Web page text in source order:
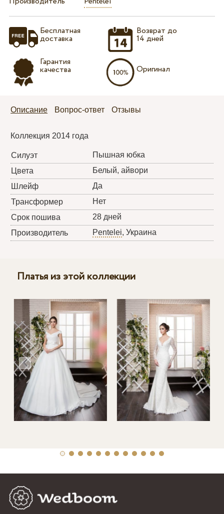
Бесплатная
доставка
Гарантия
качества
Возврат до
14 дней
Оригинал
Описание Вопрос-ответ Отзывы
Коллекция 2014 года
Силуэт
Пышная юбка
Цвета
Белый, айвори
Шлейф
Да
Трансформер
Нет
Срок пошива
28 дней
Производитель
Pentelei, Украина
Платья из этой коллекции